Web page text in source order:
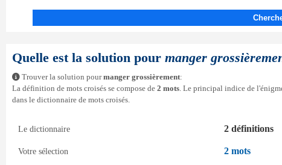
Quelle est la solution pour manger
Trouver la solution pourmanger grossièrement:
La définition de mots croisés se compose de 2 mots. Le principal indice de
dans le dictionnaire de mots croisés.
Le dictionnaire 2 définitions
Votre sélection 2 mots